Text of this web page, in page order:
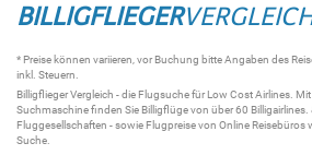
BILLIGFLIEGER
* Preise können variieren, vor Buchung bitte Angaben des
inkl. Steuern.
BilligfliegerVergleich - die Flugsuchefür Low Cost Airlines.
Suchmaschinefinden Sie Billigflügevon über 60 Billigairlines
Fluggesellschaften - sowie Flugpreise von Online Reisebüros
Suche